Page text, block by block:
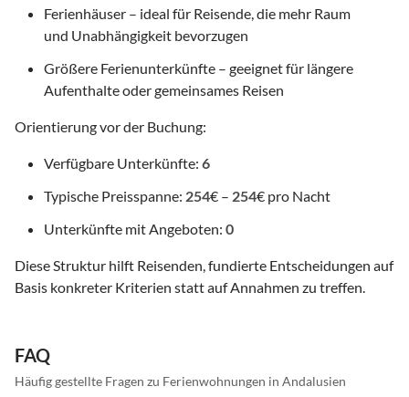
Ferienhäuser – ideal für Reisende, die mehr Raum
und Unabhängigkeit bevorzugen
Größere Ferienunterkünfte – geeignet für längere
Aufenthalte oder gemeinsames Reisen
Orientierung vor der Buchung:
Verfügbare Unterkünfte: 6
Typische Preisspanne: 254€ – 254€ pro Nacht
Unterkünfte mit Angeboten: 0
Diese Struktur hilft Reisenden, fundierte Entscheidungen auf
Basis konkreter Kriterien statt auf Annahmen zu treffen.
FAQ
Häufig gestellte Fragen zu Ferienwohnungen in Andalusien